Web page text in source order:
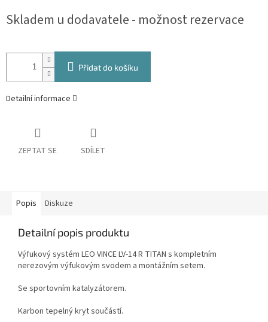
cena:
Skladem u dodavatele - možnost rezervace
Přidat do košíku
Detailní informace
ZEPTAT SE SDÍLET
Popis Diskuze
Detailní popis produktu
Výfukový systém LEO VINCE LV-14 R TITAN s kompletním
nerezovým výfukovým svodem a montážním setem.
Se sportovním katalyzátorem.
Karbon tepelný kryt součástí.